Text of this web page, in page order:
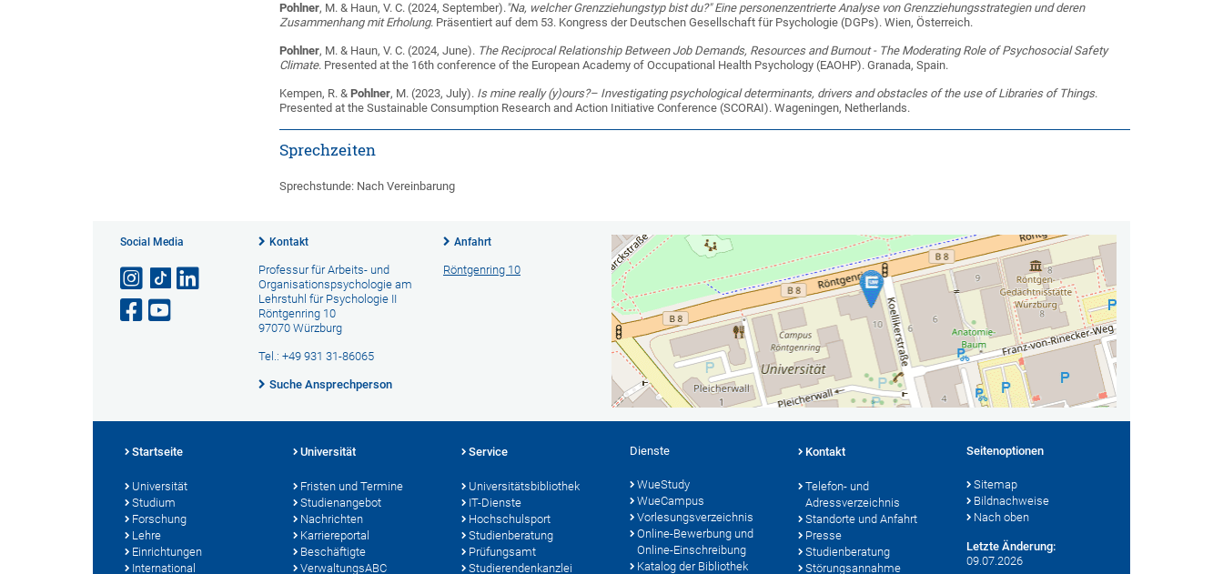
Pohlner, M. & Haun, V. C. (2024, September)."Na, welcher Grenzziehungstyp bist du?" Eine personenzentrierte Analyse von Grenzziehungsstrategien und deren
Zusammenhang mit Erholung. Präsentiert auf dem 53. Kongress der Deutschen Gesellschaft für Psychologie (DGPs). Wien, Österreich.
Pohlner, M. & Haun, V. C. (2024, June). The Reciprocal Relationship Between Job Demands, Resources and Burnout - The Moderating Role of Psychosocial Safety
Climate. Presented at the 16th conference of the European Academy of Occupational Health Psychology (EAOHP). Granada, Spain.
Kempen, R. &Pohlner, M. (2023, July). Is mine really (y)ours?– Investigating psychological determinants, drivers and obstacles of the use of Libraries of Things.
Presented at the Sustainable Consumption Research and Action Initiative Conference (SCORAI). Wageningen, Netherlands.
Sprechzeiten
Sprechstunde: Nach Vereinbarung
Social Media Kontakt
Professur für Arbeits- und
Organisationspsychologie am
Lehrstuhl für Psychologie II
Röntgenring 10
97070 Würzburg
Tel.: +49 931 31-86065
Suche Ansprechperson
Anfahrt
Röntgenring 10
Startseite
Universität
Studium
Forschung
Lehre
Einrichtungen
International
Universität
Fristen und Termine
Studienangebot
Nachrichten
Karriereportal
Beschäftigte
VerwaltungsABC
Service
Universitätsbibliothek
IT-Dienste
Hochschulsport
Studienberatung
Prüfungsamt
Studierendenkanzlei
Dienste
WueStudy
WueCampus
Vorlesungsverzeichnis
Online-Bewerbung und
Online-Einschreibung
Katalog der Bibliothek
Kontakt
Telefon- und
Adressverzeichnis
Standorte und Anfahrt
Presse
Studienberatung
Störungsannahme
Seitenoptionen
Sitemap
Bildnachweise
Nach oben
Letzte Änderung:
09.07.2026